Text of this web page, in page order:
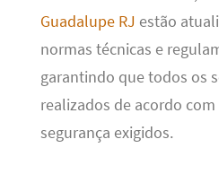
Guadalupe RJ estão
normas técnicas e
garantindo que todos os
realizados de acordo
segurança exigidos.